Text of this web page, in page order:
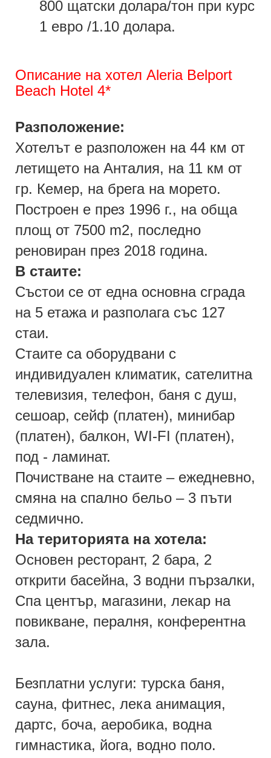
800 щатски долара/тон при курс
1 евро /1.10 долара.
Описание на хотел Aleria Belport
Beach Hotel 4*
Разположение:
Хотелът е разположен на 44 км от
летището на Анталия, на 11 км от
гр. Кемер, на брега на морето.
Построен е през 1996 г., на обща
площ от 7500 m2, последно
реновиран през 2018 година.
В стаите:
Състои се от една основна сграда
на 5 етажа и разполага със 127
стаи.
Стаите са оборудвани с
индивидуален климатик, сателитна
телевизия, телефон, баня с душ,
сешоар, сейф (платен), минибар
(платен), балкон, WI-FI (платен),
под - ламинат.
Почистване на стаите – ежедневно,
смяна на спално бельо – 3 пъти
седмично.
На територията на хотела:
Основен ресторант, 2 бара, 2
открити басейна, 3 водни пързалки,
Спа център, магазини, лекар на
повикване, пералня, конферентна
зала.
Безплатни услуги: турска баня,
сауна, фитнес, лека анимация,
дартс, боча, аеробика, водна
гимнастика, йога, водно поло.